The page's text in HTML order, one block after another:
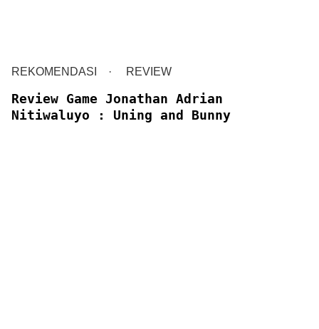
REKOMENDASI REVIEW
Review Game Jonathan Adrian
Nitiwaluyo : Uning and Bunny